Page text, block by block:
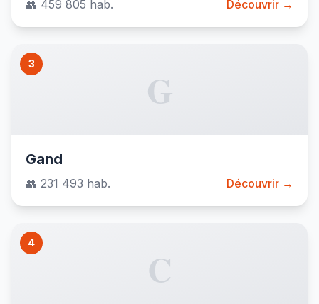
👥 459 805 hab. Découvrir →
3
G
Gand
👥 231 493 hab. Découvrir →
4
C